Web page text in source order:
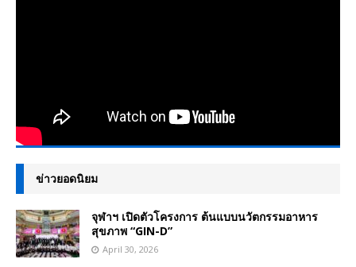
ข่าวยอดนิยม
จุฬาฯ เปิดตัวโครงการ ต้นแบบนวัตกรรมอาหาร
สุขภาพ “GIN-D”
April 30, 2026